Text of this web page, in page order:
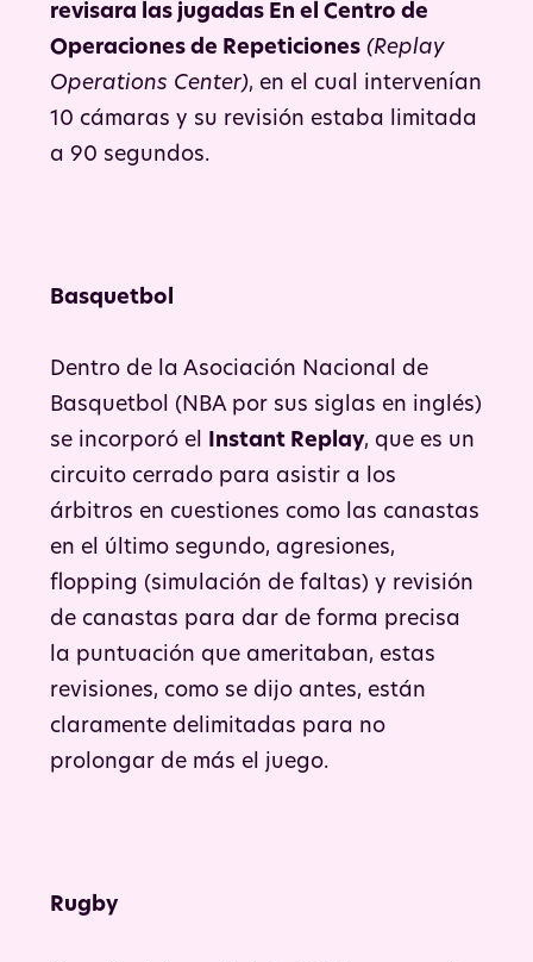
revisara las jugadas En el Centro de
Operaciones de Repeticiones (Replay
Operations Center), en el cual intervenían
10 cámaras y su revisión estaba limitada
a 90 segundos.
Basquetbol
Dentro de la Asociación Nacional de
Basquetbol (NBA por sus siglas en inglés)
se incorporó el
Instant Replay, que es un
circuito cerrado para asistir a los
árbitros en cuestiones como las canastas
en el último segundo, agresiones,
flopping (simulación de faltas) y revisión
de canastas para dar de forma precisa
la puntuación que ameritaban, estas
revisiones, como se dijo antes, están
claramente delimitadas para no
prolongar de más el juego.
Rugby